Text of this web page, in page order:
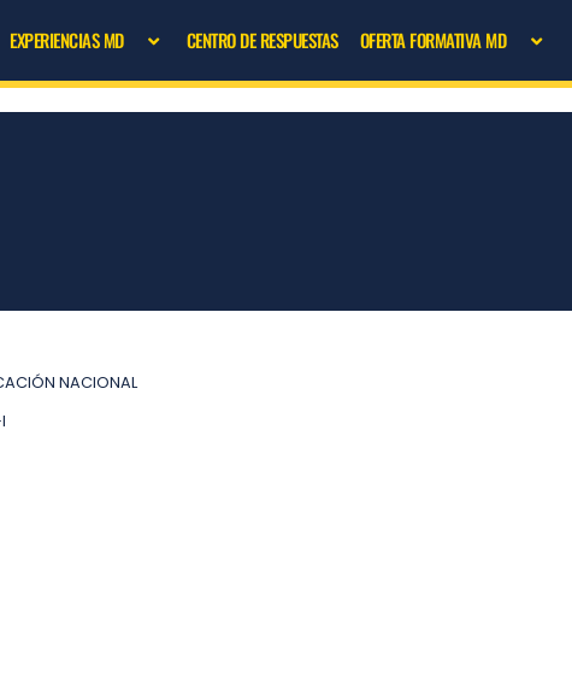
EXPERIENCIAS MD CENTRO DE RESPUESTAS OFERTA FORMATIVA MD
NACIONAL